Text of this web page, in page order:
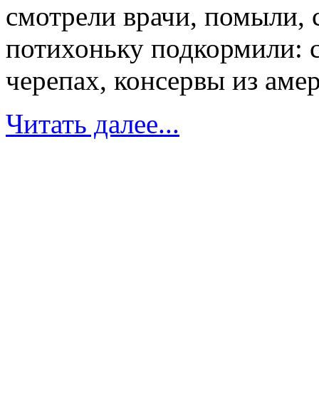
смотрели врачи, помыли,
потихоньку
черепах, консервы из
Читать далее...